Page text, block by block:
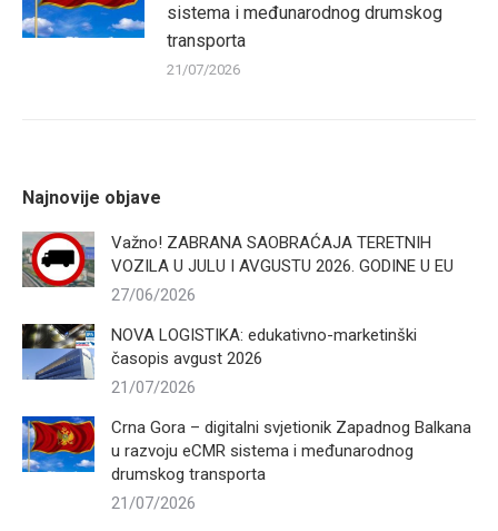
sistema i međunarodnog drumskog
transporta
21/07/2026
Najnovije objave
Važno! ZABRANA SAOBRAĆAJA TERETNIH
VOZILA U JULU I AVGUSTU 2026. GODINE U EU
27/06/2026
NOVA LOGISTIKA: edukativno-marketinški
časopis avgust 2026
21/07/2026
Crna Gora – digitalni svjetionik Zapadnog Balkana
u razvoju eCMR sistema i međunarodnog
drumskog transporta
21/07/2026